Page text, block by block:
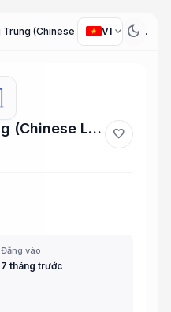
Giáo viên Tiếng Trung (Chinese Language Teacher)
VI expand_more dark_mode
Giáo viên Tiếng Trung (Chinese Language Teacher) favorite
Đăng vào
7 tháng trước